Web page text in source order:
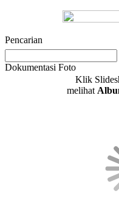
Pencarian
Dokumentasi Foto
Klik
melihat